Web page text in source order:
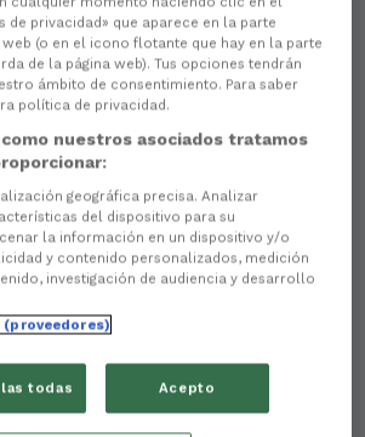
¡Sé el primero!
ha llegado a un acuerdo con
1997) para su incorporación al
de cara a lacampaña que
que ocupa la demarcación
, procede del Nàstic de
que disputó la fase de ascenso a
.
con una
y 1ª RFEF/2ª B. Sus
desarrolló buena parte de su
de privacidad» que aparece en la parte
(o en el icono flotante que hay en la parte
de la página web). Tus opciones tendrán
ámbito de consentimiento. Para saber
política de privacidad.
nuestros asociados tratamos
geográfica precisa. Analizar
del dispositivo para su
la información en un dispositivo y/o
y contenido personalizados, medición
investigación de audiencia y desarrollo
(proveedores)
todas Acepto